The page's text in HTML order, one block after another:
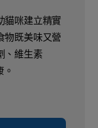
貓咪建立精實
物既美味又營
、維生素